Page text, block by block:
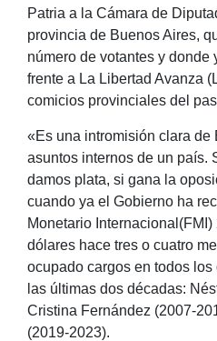
Patria a la Cámara de
provincia de Buenos Aires,
número de votantes y donde
frente a La Libertad Avanza
comicios provinciales del
«Es una intromisión clara de
asuntos internos de un país.
damos plata, si gana la
cuando ya el Gobierno ha
Monetario
dólares hace tres o cuatro
ocupado cargos en todos
las últimas dos décadas:
Cristina Fernández (2007-
(2019-2023).